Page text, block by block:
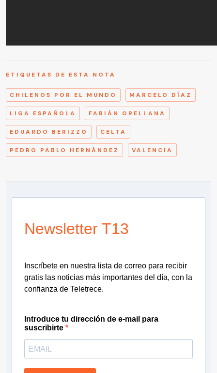
ETIQUETAS DE ESTA NOTA
CHILENOS POR EL MUNDO MARCELO DÍAZ
LIGA ESPAÑOLA FABIÁN ORELLANA
EDUARDO BERIZZO CELTA
PEDRO PABLO HERNÁNDEZ VALENCIA
Newsletter T13
Inscríbete en nuestra lista de correo para recibir
gratis las noticias más importantes del día, con la
confianza de Teletrece.
Introduce tu dirección de e-mail para
suscribirte